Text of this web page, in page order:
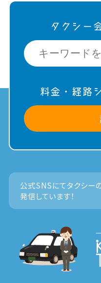
タクシー
料金・経路
公式SNSにてタクシーの
発信しています！